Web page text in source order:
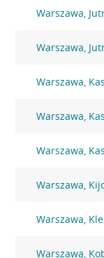
Warszawa,
Warszawa,
Warszawa,
Warszawa,
Warszawa,
Warszawa,
Warszawa,
Warszawa,